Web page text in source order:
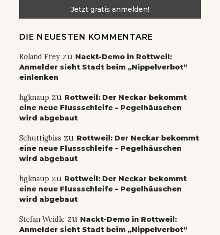
DIE NEUESTEN KOMMENTARE
Roland Frey zu Nackt-Demo in Rottweil:
Anmelder sieht Stadt beim „Nippelverbot“
einlenken
hgknaup zu Rottweil: Der Neckar bekommt
eine neue Flussschleife – Pegelhäuschen
wird abgebaut
Schuttigbiss zu Rottweil: Der Neckar bekommt
eine neue Flussschleife – Pegelhäuschen
wird abgebaut
hgknaup zu Rottweil: Der Neckar bekommt
eine neue Flussschleife – Pegelhäuschen
wird abgebaut
Stefan Weidle zu Nackt-Demo in Rottweil:
Anmelder sieht Stadt beim „Nippelverbot“